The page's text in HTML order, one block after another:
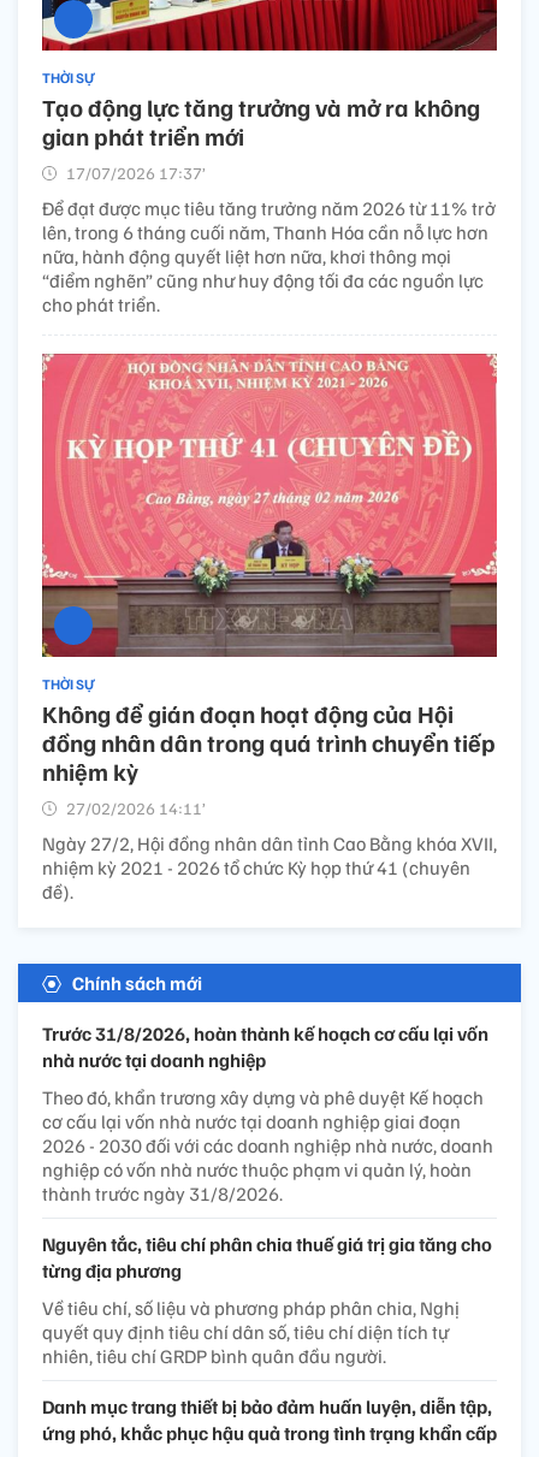
THỜI SỰ
Tạo động lực tăng trưởng và mở ra không
gian phát triển mới
17/07/2026 17:37’
Để đạt được mục tiêu tăng trưởng năm 2026 từ 11% trở
lên, trong 6 tháng cuối năm, Thanh Hóa cần nỗ lực hơn
nữa, hành động quyết liệt hơn nữa, khơi thông mọi
“điểm nghẽn” cũng như huy động tối đa các nguồn lực
cho phát triển.
THỜI SỰ
Không để gián đoạn hoạt động của Hội
đồng nhân dân trong quá trình chuyển tiếp
nhiệm kỳ
27/02/2026 14:11’
Ngày 27/2, Hội đồng nhân dân tỉnh Cao Bằng khóa XVII,
nhiệm kỳ 2021 - 2026 tổ chức Kỳ họp thứ 41 (chuyên
đề).
Chính sách mới
Trước 31/8/2026, hoàn thành kế hoạch cơ cấu lại vốn
nhà nước tại doanh nghiệp
Theo đó, khẩn trương xây dựng và phê duyệt Kế hoạch
cơ cấu lại vốn nhà nước tại doanh nghiệp giai đoạn
2026 - 2030 đối với các doanh nghiệp nhà nước, doanh
nghiệp có vốn nhà nước thuộc phạm vi quản lý, hoàn
thành trước ngày 31/8/2026.
Nguyên tắc, tiêu chí phân chia thuế giá trị gia tăng cho
từng địa phương
Về tiêu chí, số liệu và phương pháp phân chia, Nghị
quyết quy định tiêu chí dân số, tiêu chí diện tích tự
nhiên, tiêu chí GRDP bình quân đầu người.
Danh mục trang thiết bị bảo đảm huấn luyện, diễn tập,
ứng phó, khắc phục hậu quả trong tình trạng khẩn cấp